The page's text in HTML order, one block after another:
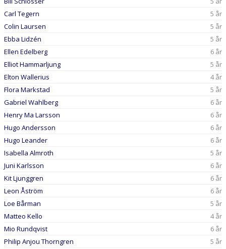
Carl Tegern
5 år
Colin Laursen
5 år
Ebba Lidzén
5 år
Ellen Edelberg
6 år
Elliot Hammarljung
5 år
Elton Wallerius
4 år
Flora Markstad
5 år
Gabriel Wahlberg
6 år
Henry Ma Larsson
6 år
Hugo Andersson
6 år
Hugo Leander
6 år
Isabella Almroth
5 år
Juni Karlsson
6 år
Kit Ljunggren
6 år
Leon Åström
6 år
Loe Bårman
5 år
Matteo Kello
4 år
Mio Rundqvist
6 år
Philip Anjou Thorngren
5 år